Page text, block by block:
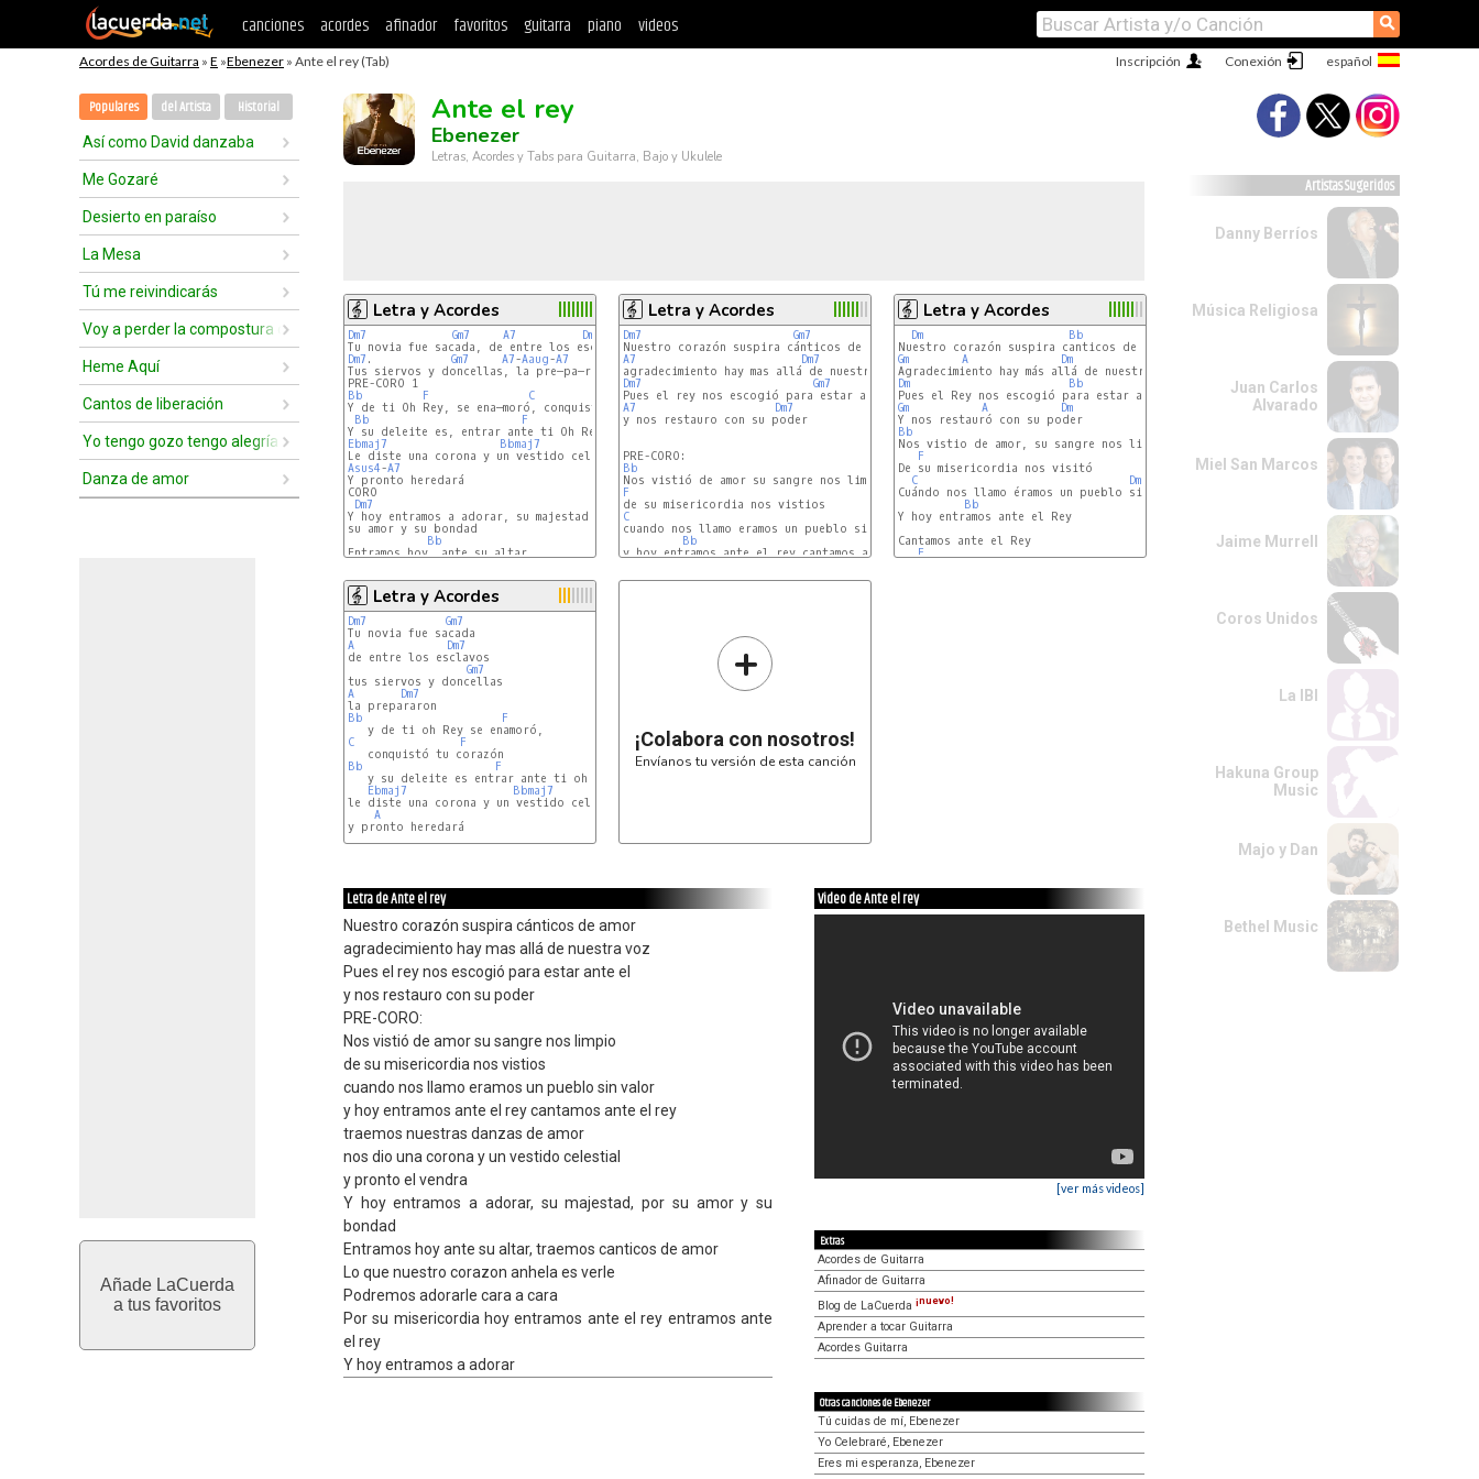
canciones acordes afinador favoritos guitarra piano videos ⚲
Acordes de Guitarra » E »Ebenezer » Ante el rey (Tab) Conexión
Inscripción
Populares del Artista Historial
Así como David danzaba
Me Gozaré
Desierto en paraíso
La Mesa
Tú me reivindicarás
Voy a perder la compostura delante de ti
Heme Aquí
Cantos de liberación
Yo tengo gozo tengo alegría
Danza de amor
Añade LaCuerda
a tus favoritos
Ante el rey
Ebenezer
Letras, Acordes y Tabs para Guitarra, Bajo y Ukulele
Letra y Acordes
Dm7 Gm7 A7 Dm7 A7)
Dm7 . Gm7 A7-Aaug-A7
Dm7
Tus siervos y doncellas, la pre—pa—raron
Bb
F C
Dm7
Y de ti Oh Rey, se ena—moró, conquistó tu corazón
Bb
F
Ebmaj7
Bbmaj7
Asus4-A7
Y pronto heredará
CORO
Dm7
Y hoy entramos a adorar, su majestad Con
su amor y su bondad
Bb
Entramos hoy, ante su altar
Letra y Acordes
Dm7
Gm7
A7
Dm7
Dm7
Gm7
A7
Dm7
y nos restauro con su poder
Bb
F
C
cuando nos llamo eramos un pueblo sin valor
Bb
Letra y Acordes
Dm
Bb
Gm
A Dm
Dm
Bb
Gm
A
Dm
Bb
F
De su misericordia nos visitó
C
Dm
Cuándo nos llamo éramos un pueblo sin valor
Bb
Y hoy entramos ante el Rey
Cantamos ante el Rey
F
Letra y Acordes
Dm7
Gm7
A
Dm7
de entre los esclavos
Gm7
A
Dm7
Bb
F
C
F
Bb
F
   y su deleite es entrar ante ti oh Rey
Ebmaj7
Bbmaj7
le diste una corona y un vestido celestial
A
y pronto heredará
+
¡Colabora con nosotros!
Envíanos tu versión de esta canción
Letra de Ante el rey
Nuestro corazón suspira cánticos de amor
agradecimiento hay mas allá de nuestra voz
Pues el rey nos escogió para estar ante el
y nos restauro con su poder
PRE-CORO:
Nos vistió de amor su sangre nos limpio
de su misericordia nos vistios
cuando nos llamo eramos un pueblo sin valor
y hoy entramos ante el rey cantamos ante el rey
traemos nuestras danzas de amor
nos dio una corona y un vestido celestial
y pronto el vendra
Y hoy entramos a adorar, su majestad, por su amor y su
bondad
Entramos hoy ante su altar, traemos canticos de amor
Lo que nuestro corazon anhela es verle
Podremos adorarle cara a cara
Por su misericordia hoy entramos ante el rey entramos ante
el rey
Y hoy entramos a adorar
Video de Ante el rey
[ver más videos]
Extras
Acordes de Guitarra
Afinador de Guitarra
Blog de LaCuerda ¡nuevo!
Aprender a tocar Guitarra
Acordes Guitarra
Otras canciones de Ebenezer
Tú cuidas de mí, Ebenezer
Yo Celebraré, Ebenezer
Eres mi esperanza, Ebenezer
Artistas Sugeridos
Danny Berríos
Música Religiosa
Juan Carlos
Alvarado
Miel San Marcos
Jaime Murrell
Coros Unidos
La IBI
Hakuna Group
Music
Majo y Dan
Bethel Music